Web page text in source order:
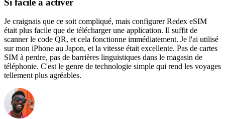
Je craignais que ce soit compliqué, mais configurer Redex eSIM
était plus facile que de télécharger une application. Il suffit de
scanner le code QR, et cela fonctionne immédiatement. Je l'ai utilisé
sur mon iPhone au Japon, et la vitesse était excellente. Pas de cartes
SIM à perdre, pas de barrières linguistiques dans le magasin de
téléphonie. C'est le genre de technologie simple qui rend les voyages
tellement plus agréables.